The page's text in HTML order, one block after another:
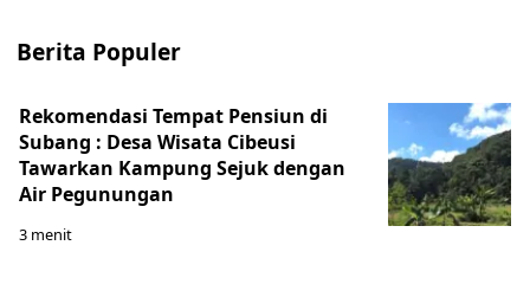
Berita Populer
Rekomendasi Tempat Pensiun di
Subang : Desa Wisata Cibeusi
Tawarkan Kampung Sejuk dengan
Air Pegunungan
3 menit